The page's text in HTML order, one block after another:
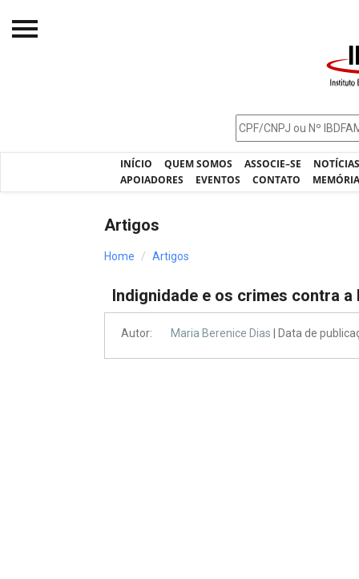
INÍCIO QUEM SOMOS ASSOCIE–SE
APOIADORES
EVENTOS CONTATO
Processos - IBDFAM
Artigos
Home Artigos
Indignidade e os crimes contra a
Autor: Maria Berenice Dias | Data de